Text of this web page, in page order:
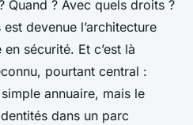
Quand ? Avec quels droits ?
devenue l’architecture
sécurité. Et c’est là
pourtant central :
annuaire, mais le
dans un parc